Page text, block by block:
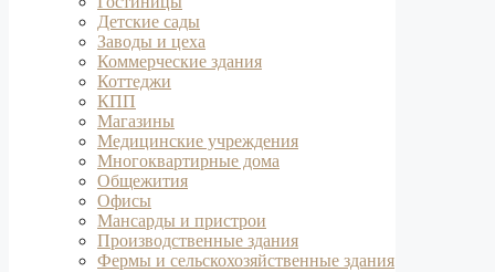
Детские сады
Заводы и цеха
Коммерческие здания
Коттеджи
КПП
Магазины
Медицинские учреждения
Многоквартирные дома
Общежития
Офисы
Мансарды и пристрои
Производственные здания
Фермы и сельскохозяйственные здания